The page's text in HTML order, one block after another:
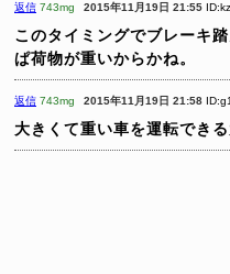
返信 743mg 2015年11月19日 21:55
このタイミングでブレーキ
ぱ荷物が重いからかね。
返信 743mg 2015年11月19日 21:58
大きくて重い車を運転でき